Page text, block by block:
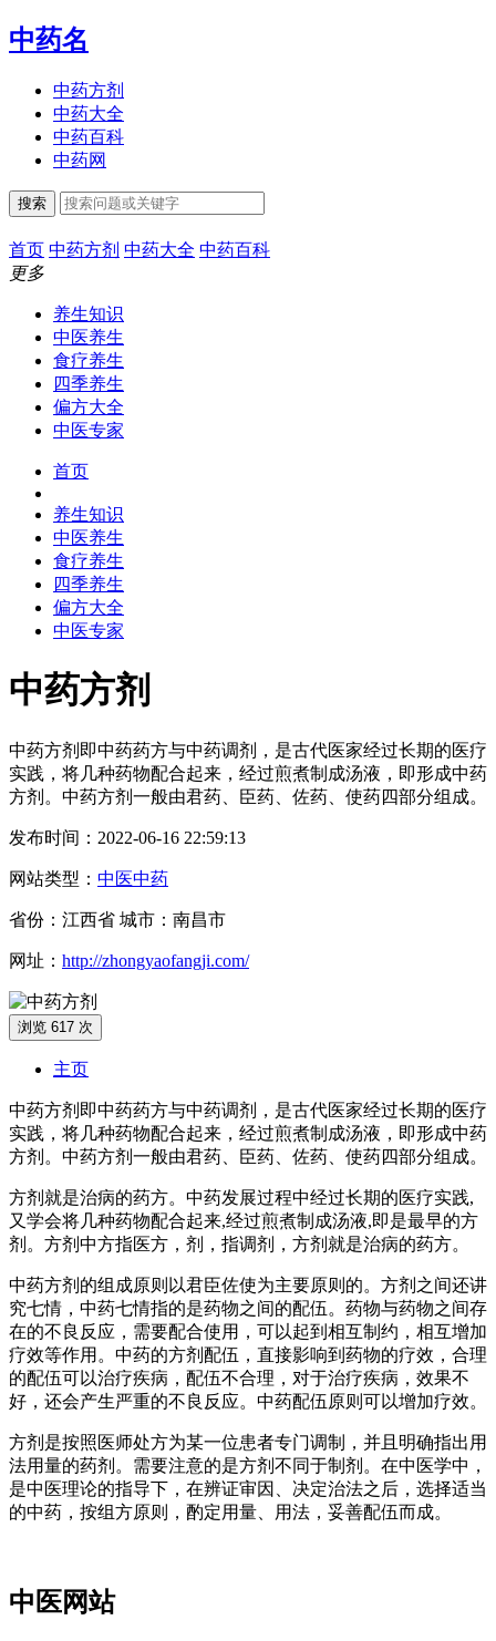
中药名
中药方剂
中药大全
中药百科
中药网
搜索
首页 中药方剂 中药大全 中药百科
更多
养生知识
中医养生
食疗养生
四季养生
偏方大全
中医专家
首页
养生知识
中医养生
食疗养生
四季养生
偏方大全
中医专家
中药方剂
中药方剂即中药药方与中药调剂，是古代医家经过长期的医疗
实践，将几种药物配合起来，经过煎煮制成汤液，即形成中药
方剂。中药方剂一般由君药、臣药、佐药、使药四部分组成。
发布时间：2022-06-16 22:59:13
网站类型： 中医中药
省份：江西省 城市：南昌市
网址： http://zhongyaofangji.com/
浏览 617 次
主页
中药方剂即中药药方与中药调剂，是古代医家经过长期的医疗
实践，将几种药物配合起来，经过煎煮制成汤液，即形成中药
方剂。中药方剂一般由君药、臣药、佐药、使药四部分组成。
方剂就是治病的药方。中药发展过程中经过长期的医疗实践,
又学会将几种药物配合起来,经过煎煮制成汤液,即是最早的方
剂。方剂中方指医方，剂，指调剂，方剂就是治病的药方。
中药方剂的组成原则以君臣佐使为主要原则的。方剂之间还讲
究七情，中药七情指的是药物之间的配伍。药物与药物之间存
在的不良反应，需要配合使用，可以起到相互制约，相互增加
疗效等作用。中药的方剂配伍，直接影响到药物的疗效，合理
的配伍可以治疗疾病，配伍不合理，对于治疗疾病，效果不
好，还会产生严重的不良反应。中药配伍原则可以增加疗效。
方剂是按照医师处方为某一位患者专门调制，并且明确指出用
法用量的药剂。需要注意的是方剂不同于制剂。在中医学中，
是中医理论的指导下，在辨证审因、决定治法之后，选择适当
的中药，按组方原则，酌定用量、用法，妥善配伍而成。
中医网站